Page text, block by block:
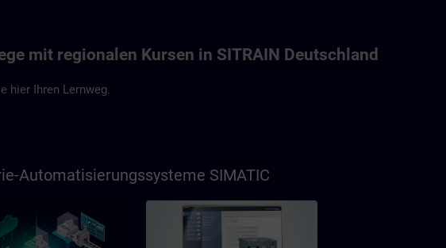
mit regionalen Kursen in SITRAIN Deutschland
hier Ihren Lernweg.
Automatisierungssysteme SIMATIC